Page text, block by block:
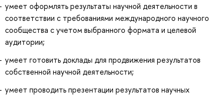
умеет оформлять результаты научной деятельности в
соответствии с требованиями международного научного
сообщества с учетом выбранного формата и целевой
аудитории;
умеет готовить доклады для продвижения результатов
собственной научной деятельности;
умеет проводить презентации результатов научных